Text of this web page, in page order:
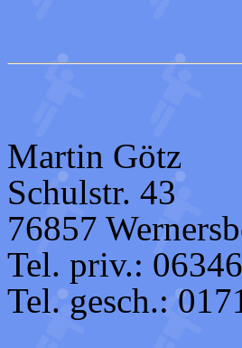
Martin Götz
Schulstr. 43
76857
Tel. priv.:
Tel. gesch.: